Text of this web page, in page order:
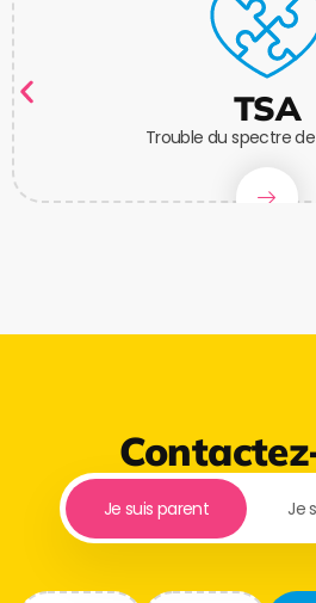
TSA
Trouble du spectre
Je suis parent Je